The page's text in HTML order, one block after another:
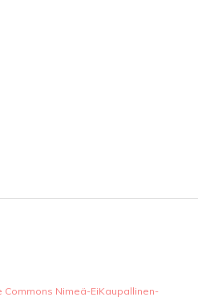
Commons Nimeä-EiKaupallinen-